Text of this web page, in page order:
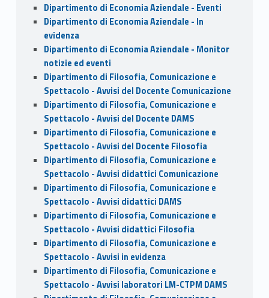
Dipartimento di Economia Aziendale - Eventi
Dipartimento di Economia Aziendale - In
evidenza
Dipartimento di Economia Aziendale - Monitor
notizie ed eventi
Dipartimento di Filosofia, Comunicazione e
Spettacolo - Avvisi del Docente Comunicazione
Dipartimento di Filosofia, Comunicazione e
Spettacolo - Avvisi del Docente DAMS
Dipartimento di Filosofia, Comunicazione e
Spettacolo - Avvisi del Docente Filosofia
Dipartimento di Filosofia, Comunicazione e
Spettacolo - Avvisi didattici Comunicazione
Dipartimento di Filosofia, Comunicazione e
Spettacolo - Avvisi didattici DAMS
Dipartimento di Filosofia, Comunicazione e
Spettacolo - Avvisi didattici Filosofia
Dipartimento di Filosofia, Comunicazione e
Spettacolo - Avvisi in evidenza
Dipartimento di Filosofia, Comunicazione e
Spettacolo - Avvisi laboratori LM-CTPM DAMS